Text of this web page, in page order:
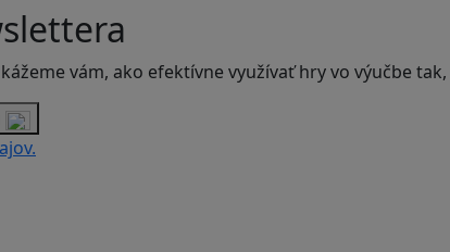
vám, ako efektívne využívať hry vo výučbe